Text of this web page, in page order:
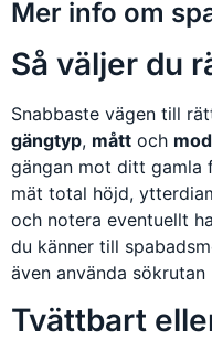
Mer info om
Så väljer du
Snabbaste vägen till
gängtyp, mått och
gängan mot ditt gamla
mät total höjd,
och notera eventuellt
du känner till
även använda sökrutan
Tvättbart